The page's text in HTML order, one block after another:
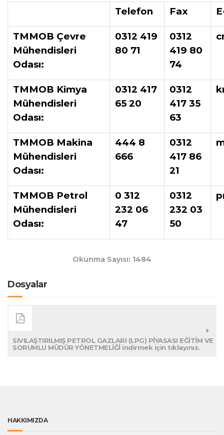
Telefon
Fax
TMMOB Çevre
Mühendisleri
Odası:
0312 419
80 71
0312
419 80
74
TMMOB Kimya
Mühendisleri
Odası:
0312 417
65 20
0312
417 35
63
TMMOB Makina
Mühendisleri
Odası:
444 8
666
0312
417 86
21
TMMOB Petrol
Mühendisleri
Odası:
0 312
232 06
47
0312
232 03
50
Okunma Sayısı: 1484
Dosyalar
SIVILAŞTIRILMIŞ PETROL GAZLARI (LPG) PİYASASI EĞİTİM VE
SORUMLU MÜDÜR YÖNETMELİĞİ indirmek için tıklayınız.
HAKKIMIZDA